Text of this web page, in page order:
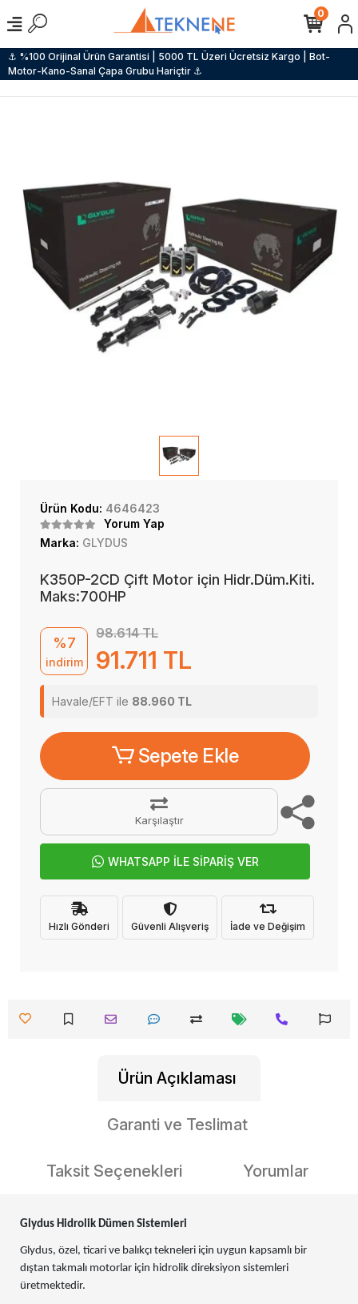
⚓ %100 Orijinal Ürün Garantisi | 5000 TL Üzeri Ücretsiz Kargo | Bot-
Motor-Kano-Sanal Çapa Grubu Hariçtir ⚓
0
Ürün Kodu: 4646423
Yorum Yap
Marka: GLYDUS
K350P-2CD Çift Motor için Hidr.Düm.Kiti.
Maks:700HP
%7
indirim
98.614 TL
91.711 TL
Havale/EFT ile 88.960 TL
Sepete Ekle
Karşılaştır
WHATSAPP İLE SİPARİŞ VER
Hızlı Gönderi Güvenli Alışveriş İade ve Değişim
Ürün Açıklaması
Garanti ve Teslimat
Taksit Seçenekleri Yorumlar
Glydus Hidrolik Dümen Sistemleri
Glydus, özel, ticari ve balıkçı tekneleri için uygun kapsamlı bir
dıştan takmalı motorlar için hidrolik direksiyon sistemleri
üretmektedir.